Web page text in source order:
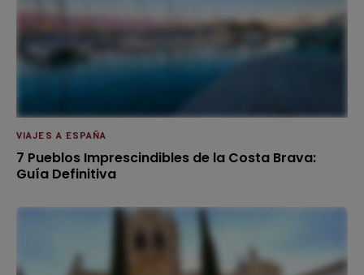
VIAJES A ESPAÑA
7 Pueblos Imprescindibles de la Costa Brava:
Guía Definitiva